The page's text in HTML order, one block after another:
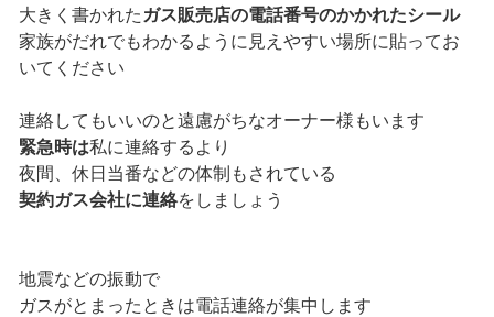
大きく書かれた ガス販売店の電話番号のかかれたシール
家族がだれでもわかるように見えやすい場所に貼ってお
いてください
連絡してもいいのと遠慮がちなオーナー様もいます
緊急時は私に連絡するより
夜間、休日当番などの体制もされている
契約ガス会社に連絡をしましょう
地震などの振動で
ガスがとまったときは電話連絡が集中します